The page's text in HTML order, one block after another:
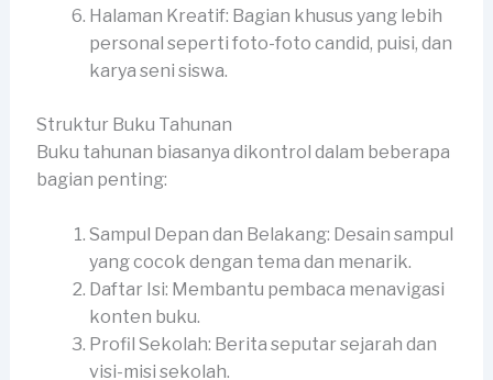
Halaman Kreatif: Bagian khusus yang lebih
personal seperti foto-foto candid, puisi, dan
karya seni siswa.
Struktur Buku Tahunan
Buku tahunan biasanya dikontrol dalam beberapa
bagian penting:
Sampul Depan dan Belakang: Desain sampul
yang cocok dengan tema dan menarik.
Daftar Isi: Membantu pembaca menavigasi
konten buku.
Profil Sekolah: Berita seputar sejarah dan
visi-misi sekolah.